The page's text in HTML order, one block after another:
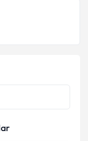
bilgilendireceğiz.
ilişkinAydınlatma
belirtilen